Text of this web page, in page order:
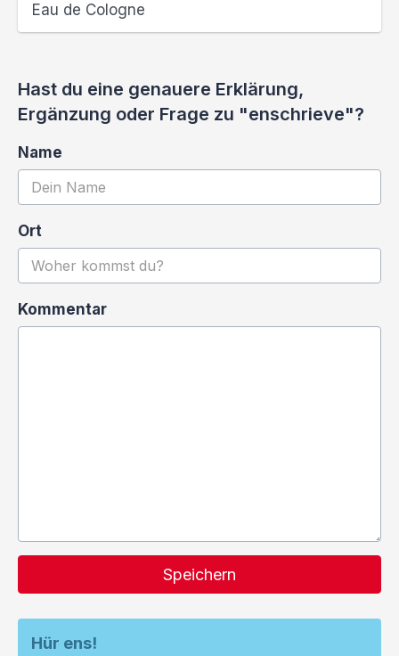
Eau de Cologne
Hast du eine genauere Erklärung,
Ergänzung oder Frage zu "enschrieve"?
Name
Ort
Kommentar
Speichern
Hür ens!